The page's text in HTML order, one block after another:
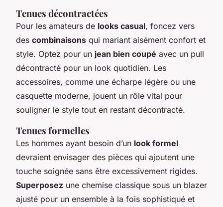
Tenues décontractées
Pour les amateurs de looks casual, foncez vers
des combinaisons qui mariant aisément confort et
style. Optez pour un jean bien coupé avec un pull
décontracté pour un look quotidien. Les
accessoires, comme une écharpe légère ou une
casquette moderne, jouent un rôle vital pour
souligner le style tout en restant décontracté.
Tenues formelles
Les hommes ayant besoin d’un look formel
devraient envisager des pièces qui ajoutent une
touche soignée sans être excessivement rigides.
Superposez une chemise classique sous un blazer
ajusté pour un ensemble à la fois sophistiqué et